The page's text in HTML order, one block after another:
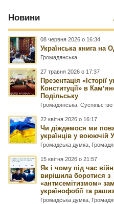
Новини
08 червня 2026 о 16:34
Українська книга на
Громадянська
27 травня 2026 о 17:37
Презентація «Історії
Конституції» в
Подільську
Громадянська ,Суспільство
22 квітня 2026 о 16:17
Чи діждемося ми
українців у воюючій
Громадська думка
15 квітня 2026 о 21:57
Як і чому під час
вирішила боротися з
«антисемітизмом»
українофобії та
Громадська думка